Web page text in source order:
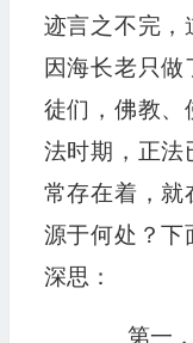
迹言之不完，
因海长老只
徒们，佛教、
法时期，正法
常存在着，就
源于何处？下
深思：
第一，